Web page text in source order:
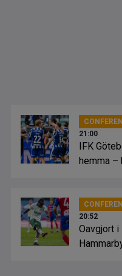
21:00
IFK
hemma
20:52
Oavgjort i